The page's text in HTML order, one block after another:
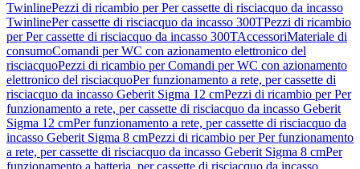
TwinlinePezzi di ricambio per Per cassette di risciacquo da incasso
TwinlinePer cassette di risciacquo da incasso 300TPezzi di ricambio
per Per cassette di risciacquo da incasso 300TAccessoriMateriale di
consumoComandi per WC con azionamento elettronico del
risciacquoPezzi di ricambio per Comandi per WC con azionamento
elettronico del risciacquoPer funzionamento a rete, per cassette di
risciacquo da incasso Geberit Sigma 12 cmPezzi di ricambio per Per
funzionamento a rete, per cassette di risciacquo da incasso Geberit
Sigma 12 cmPer funzionamento a rete, per cassette di risciacquo da
incasso Geberit Sigma 8 cmPezzi di ricambio per Per funzionamento
a rete, per cassette di risciacquo da incasso Geberit Sigma 8 cmPer
funzionamento a batteria, per cassette di risciacquo da incasso